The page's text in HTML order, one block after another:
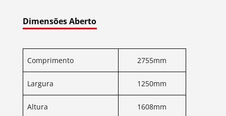
Dimensões Aberto
Comprimento 2755mm
Largura 1250mm
Altura 1608mm